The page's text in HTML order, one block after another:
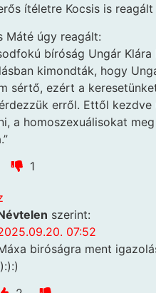
ítéletre Kocsis is
Máté úgy reagált:
bíróság Ungár
kimondták, hogy
sértő, ezért a
erről. Ettől
a homoszexuálisokat
1
szerint:
07:52
biróságra ment